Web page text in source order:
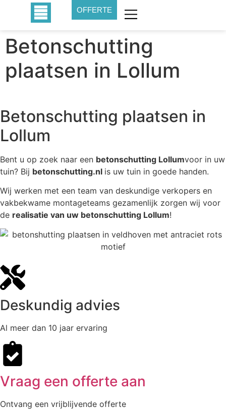
OFFERTE
Betonschutting
plaatsen in Lollum
Betonschutting plaatsen in
Lollum
Bent u op zoek naar een betonschutting Lollumvoor in uw
tuin? Bij betonschutting.nl is uw tuin in goede handen.
Wij werken met een team van deskundige verkopers en
vakbekwame montageteams gezamenlijk zorgen wij voor
de realisatie van uw betonschutting Lollum!
Deskundig advies
Al meer dan 10 jaar ervaring
Vraag een offerte aan
Ontvang een vrijblijvende offerte